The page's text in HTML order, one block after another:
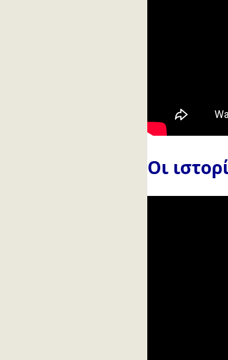
Οι